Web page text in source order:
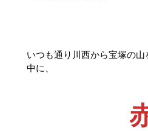
いつも通り川西から宝塚の
中に、